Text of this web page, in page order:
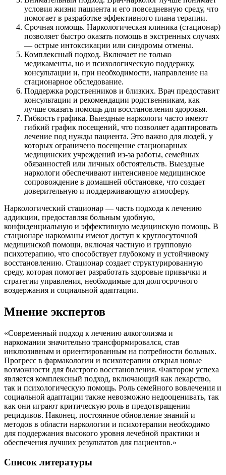
условия жизни пациента и его повседневную среду, что
помогает в разработке эффективного плана терапии.
Срочная помощь. Наркологическая клиника (стационар)
позволяет быстро оказать помощь в экстренных случаях
— острые интоксикации или синдромы отмены.
Комплексный подход. Включает не только
медикаменты, но и психологическую поддержку,
консультации и, при необходимости, направление на
стационарное обследование.
Поддержка родственников и близких. Врач предоставит
консультации и рекомендации родственникам, как
лучше оказать помощь для восстановления здоровья.
Гибкость графика. Выездные наркологи часто имеют
гибкий график посещений, что позволяет адаптировать
лечение под нужды пациента. Это важно для людей, у
которых ограничено посещение стационарных
медицинских учреждений из-за работы, семейных
обязанностей или личных обстоятельств. Выездные
наркологи обеспечивают интенсивное медицинское
сопровождение в домашней обстановке, что создает
доверительную и поддерживающую атмосферу.
Наркологический стационар — часть подхода к лечению
аддикции, предоставляя больным удобную,
конфиденциальную и эффективную медицинскую помощь. В
стационаре наркоманы имеют доступ к круглосуточной
медицинской помощи, включая частную и групповую
психотерапию, что способствует глубокому и устойчивому
восстановлению. Стационар создает структурированную
среду, которая помогает разработать здоровые привычки и
стратегии управления, необходимые для долгосрочного
воздержания и социальной адаптации.
Мнение экспертов
«Современный подход к лечению алкоголизма и
наркомании значительно трансформировался, став
инклюзивным и ориентированным на потребности больных.
Прогресс в фармакологии и психотерапии открыл новые
возможности для быстрого восстановления. Фактором успеха
является комплексный подход, включающий как лекарство,
так и психологическую помощь. Роль семейного вовлечения и
социальной адаптации также невозможно недооценивать, так
как они играют критическую роль в предотвращении
рецидивов. Наконец, постоянное обновление знаний и
методов в области наркологии и психотерапии необходимо
для поддержания высокого уровня лечебной практики и
обеспечения лучших результатов для пациентов.»
Список литературы